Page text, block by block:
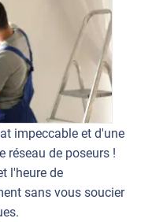
impeccable et d'une
réseau de poseurs !
l'heure de
sans vous soucier